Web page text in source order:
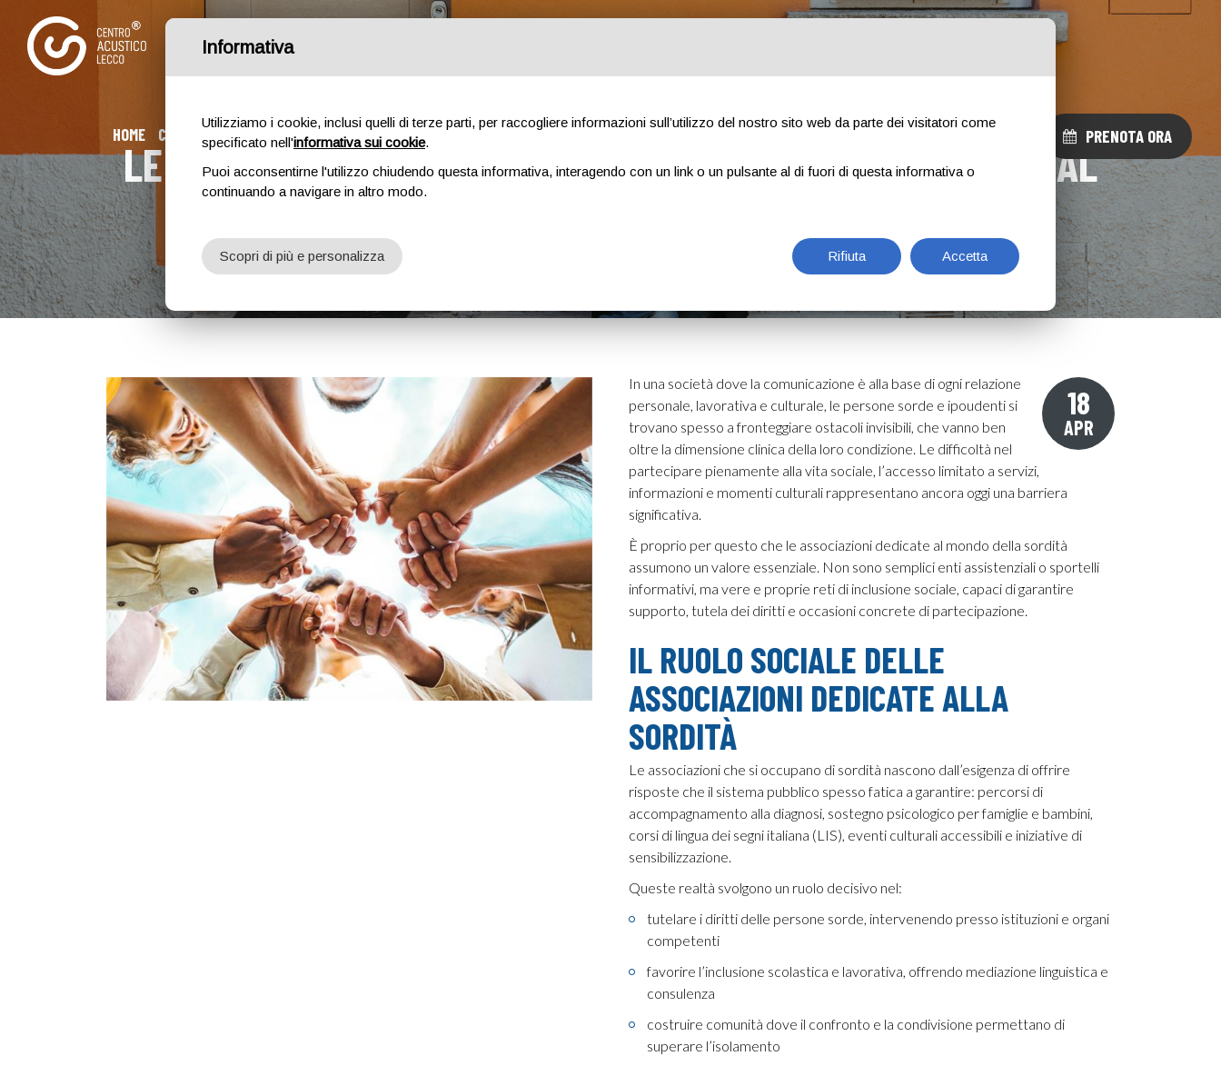
HOME CHI SIAMO APPARECCHI ACUSTICI DINA.MO ACUFENE ESAMI CONTATTI PRENOTA ORA
LE ASSOCIAZIONI CHE SI OCCUPANO DI SORDITÀ: UNA RETE AL
SERVIZIO DELLE PERSONE
Home Le associazioni che si occupano di sordità: una rete al servizio delle persone
18
APR
In una società dove la comunicazione è alla base di ogni relazione
personale, lavorativa e culturale, le persone sorde e ipoudenti si
trovano spesso a fronteggiare ostacoli invisibili, che vanno ben
oltre la dimensione clinica della loro condizione. Le difficoltà nel
partecipare pienamente alla vita sociale, l’accesso limitato a servizi,
informazioni e momenti culturali rappresentano ancora oggi una barriera
significativa.
È proprio per questo che le associazioni dedicate al mondo della sordità
assumono un valore essenziale. Non sono semplici enti assistenziali o sportelli
informativi, ma vere e proprie reti di inclusione sociale, capaci di garantire
supporto, tutela dei diritti e occasioni concrete di partecipazione.
IL RUOLO SOCIALE DELLE
ASSOCIAZIONI DEDICATE ALLA
SORDITÀ
Le associazioni che si occupano di sordità nascono dall’esigenza di offrire
risposte che il sistema pubblico spesso fatica a garantire: percorsi di
accompagnamento alla diagnosi, sostegno psicologico per famiglie e bambini,
corsi di lingua dei segni italiana (LIS), eventi culturali accessibili e iniziative di
sensibilizzazione.
Queste realtà svolgono un ruolo decisivo nel:
tutelare i diritti delle persone sorde, intervenendo presso istituzioni e organi
competenti
favorire l’inclusione scolastica e lavorativa, offrendo mediazione linguistica e
consulenza
costruire comunità dove il confronto e la condivisione permettano di
superare l’isolamento
Informativa
Utilizziamo i cookie, inclusi quelli di terze parti, per raccogliere informazioni sull’utilizzo del nostro sito web da parte dei visitatori come
specificato nell'informativa sui cookie.
Puoi acconsentirne l'utilizzo chiudendo questa informativa, interagendo con un link o un pulsante al di fuori di questa informativa o
continuando a navigare in altro modo.
Rifiuta Accetta
Scopri di più e personalizza